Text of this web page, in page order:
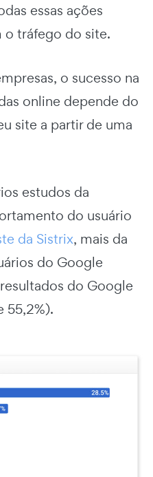
essas ações
tráfego do site.
o sucesso na
online depende do
site a partir de uma
estudos da
do usuário
da Sistrix, mais da
do Google
do Google
55,2%).